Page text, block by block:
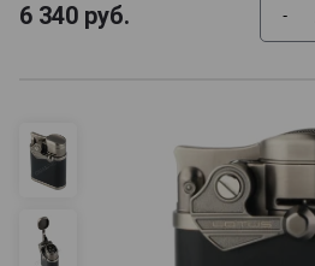
6 340 руб. -